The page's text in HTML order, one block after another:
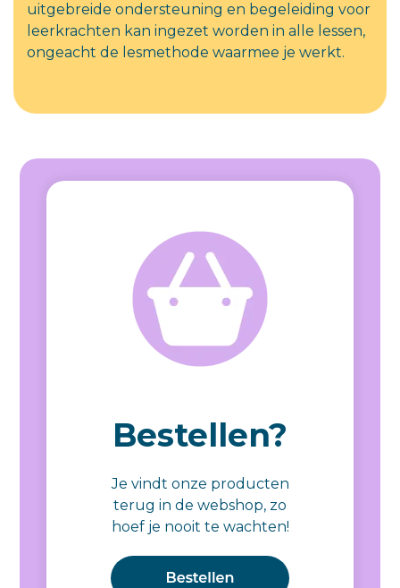
uitgebreide ondersteuning en begeleiding voor
leerkrachten kan ingezet worden in alle lessen,
ongeacht de lesmethode waarmee je werkt.
Bestellen?
Je vindt onze producten
terug in de webshop, zo
hoef je nooit te wachten!